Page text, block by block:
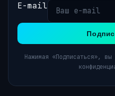
E-mail
Нажимая «Подписаться», вы